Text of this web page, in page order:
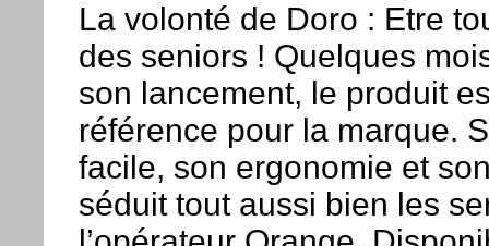
La volonté de Doro : Etre
des seniors ! Quelques
son lancement, le produit
référence pour la marque.
facile, son ergonomie et
séduit tout aussi bien les